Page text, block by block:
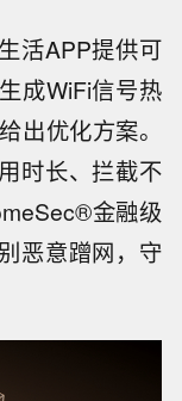
活APP提供可
成WiFi信号热
出优化方案。
时长、拦截不
金融级
恶意蹭网，守